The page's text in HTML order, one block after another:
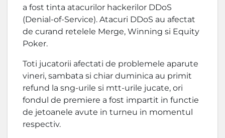
a fost tinta atacurilor hackerilor DDoS
(Denial-of-Service). Atacuri DDoS au afectat
de curand retelele Merge, Winning si Equity
Poker.
Toti jucatorii afectati de problemele aparute
vineri, sambata si chiar duminica au primit
refund la sng-urile si mtt-urile jucate, ori
fondul de premiere a fost impartit in functie
de jetoanele avute in turneu in momentul
respectiv.